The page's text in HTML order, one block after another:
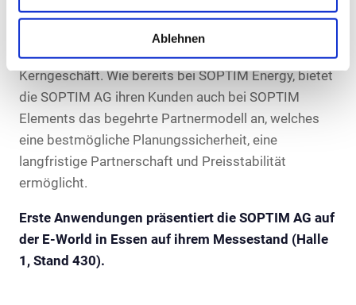
Ablehnen
Betriebs der Software. So entfällt für Kunden Betrieb,
Hardwareanschaffung, Aufbau von IT-Know-how und
ermöglicht damit die Konzentration auf das
Kerngeschäft. Wie bereits bei SOPTIM Energy, bietet
die SOPTIM AG ihren Kunden auch bei SOPTIM
Elements das begehrte Partnermodell an, welches
eine bestmögliche Planungssicherheit, eine
langfristige Partnerschaft und Preisstabilität
ermöglicht.
Erste Anwendungen präsentiert die SOPTIM AG auf
der E-World in Essen auf ihrem Messestand (Halle
1, Stand 430).